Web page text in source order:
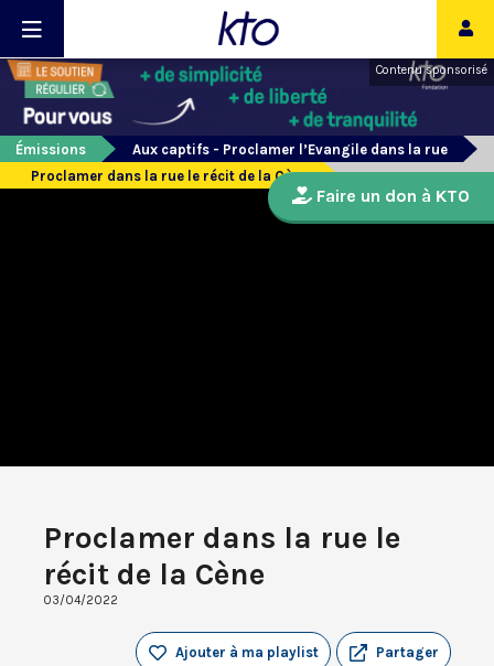
Contenu sponsorisé
Émissions
Aux captifs - Proclamer l’Evangile dans la rue
Proclamer dans la rue le récit de la Cène
Proclamer dans la rue le
récit de la Cène
03/04/2022
Partager
Ajouter à ma playlist
Faire un don à KTO